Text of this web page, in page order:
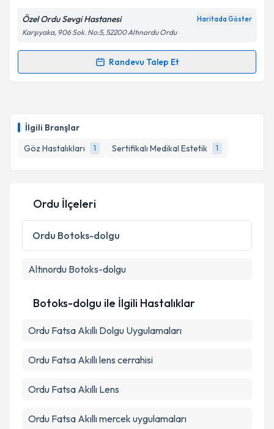
İlgili Branşlar
Göz Hastalıkları
1 Sertifikalı Medikal Estetik 1
Özel Ordu Sevgi Hastanesi Haritada Göster
Karşıyaka, 906 Sok. No:5, 52200 Altınordu Ordu
Randevu Talep Et
Randevu Takvimi Talebi
takvim hazırlandığında e-posta ile bilgilendireceğiz.
E-posta Adresiniz
Kişisel verilerimin işlenmesine ilişkinAydınlatma
Metni 'ni okudum ve kişisel verilerimin belirtilen
kapsamda işlenmesini kabul ediyorum.
Ordu İlçeleri
Ordu Botoks-dolgu
Altınordu Botoks-dolgu
Botoks-dolgu ile İlgili Hastalıklar
Ordu Fatsa Akıllı Dolgu Uygulamaları
Ordu Fatsa Akıllı lens cerrahisi
Ordu Fatsa Akıllı Lens
Ordu Fatsa Akıllı mercek uygulamaları